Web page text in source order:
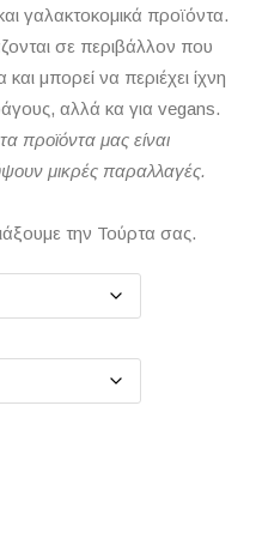
γαλακτοκομικά προϊόντα.
σε περιβάλλον που
μπορεί να περιέχει ίχνη
αλλά κα για vegans.
προϊόντα μας είναι
μικρές παραλλαγές.
την Τούρτα σας.